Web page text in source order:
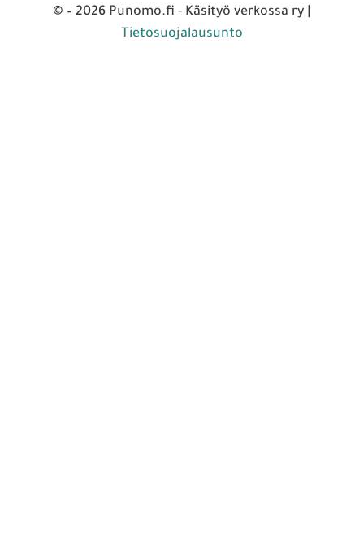
© – 2026 Punomo.fi - Käsityö verkossa ry |
Tietosuojalausunto